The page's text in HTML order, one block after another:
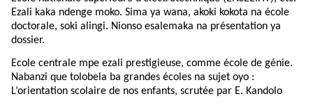
Ezali kaka ndenge moko. Sima ya wana, akoki kokota na école
doctorale, soki alingi. Nionso esalemaka na présentation ya
dossier.
Ecole centrale mpe ezali prestigieuse, comme école de génie.
Nabanzi que tolobela ba grandes écoles na sujet oyo :
L’orientation scolaire de nos enfants, scrutée par E. Kandolo